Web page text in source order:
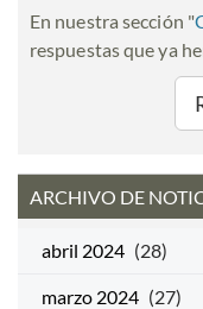
En nuestra sección "
respuestas que ya
ARCHIVO DE
abril 2024 (28)
marzo 2024 (27)